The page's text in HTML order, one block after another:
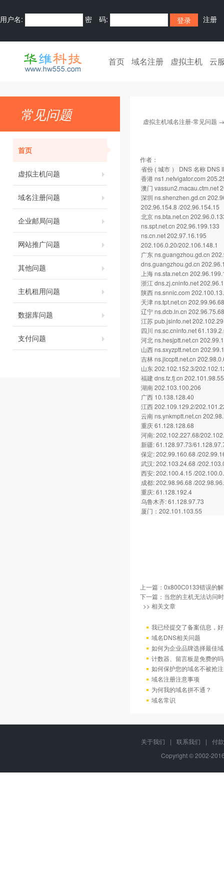
用户名: 密 码: 注册
首页 域名注册 虚拟主机 云
常见问题
首页
虚拟主机问题
域名注册问题
企业邮局问题
网站推广问题
其他问题
主机租用问题
数据库问题
支付问题
虚拟主机域名注册-常见问题
作者：
省份 ( 城市 ） DNS 名称 DNS
香港 ns1.netvigator.com
澳门 vassun2.macau.ctm.net
深圳 ns.shenzhen.gd.cn
202.96.154.8 /202.96.154.15
北京 ns.bta.net.cn
ns.spt.net.cn 202.96.199.133
ns.cn.net 202.97.16.195
202.106.0.20/202.106.148.1
广东 ns.guangzhou.gd.cn
dns.guangzhou.gd.cn
上海 ns.sta.net.cn
浙江 dns.zj.cninfo.net
陕西 ns.snnic.com
天津 ns.tpt.net.cn 202.99.96.68
辽宁 ns.dcb.ln.cn 202.96.75.68
江苏 pub.jsinfo.net
四川 ns.sc.cninfo.net
河北 ns.hesjptt.net.cn
山西 ns.sxyzptt.net.cn
吉林 ns.jlccptt.net.cn
山东 202.102.152.3/
福建 dns.fz.fj.cn 202.101.98.55
湖南 202.103.100.206
广西 10.138.128.40
江西 202.109.129.2/
云南 ns.ynkmptt.net.cn
重庆 61.128.128.68
河南: 202.102.227.68/
新疆: 61.128.97.73/
保定: 202.99.160.68 /
武汉: 202.103.24.68 /
西安: 202.100.4.15 /
成都: 202.98.96.68 /
重庆: 61.128.192.4
乌鲁木齐: 61.128.97.73
厦门：202.101.103.55
上一篇： 0x800C0133错误的
下一篇： 当您的主机无法访问
>> 相关文章
我已经提交了备案信息，
域名DNS相关问题
如何为企业品牌选择最佳
计数器、留言板是免费的
如何保护您的域名不被抢注
域名注册注意事项
为何我的域名拼不通？
域名常识
关于我们 | 联系我们 |
付
Copyright © 2002-